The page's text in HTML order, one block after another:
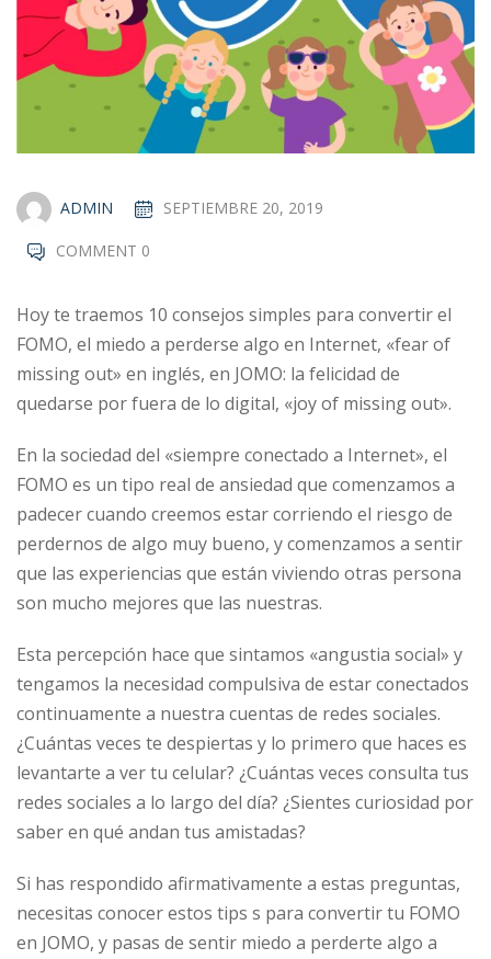
ADMIN SEPTIEMBRE 20, 2019
COMMENT 0
Hoy te traemos 10 consejos simples para convertir el
FOMO, el miedo a perderse algo en Internet, «fear of
missing out» en inglés, en JOMO: la felicidad de
quedarse por fuera de lo digital, «joy of missing out».
En la sociedad del «siempre conectado a Internet», el
FOMO es un tipo real de ansiedad que comenzamos a
padecer cuando creemos estar corriendo el riesgo de
perdernos de algo muy bueno, y comenzamos a sentir
que las experiencias que están viviendo otras persona
son mucho mejores que las nuestras.
Esta percepción hace que sintamos «angustia social» y
tengamos la necesidad compulsiva de estar conectados
continuamente a nuestra cuentas de redes sociales.
¿Cuántas veces te despiertas y lo primero que haces es
levantarte a ver tu celular? ¿Cuántas veces consulta tus
redes sociales a lo largo del día? ¿Sientes curiosidad por
saber en qué andan tus amistadas?
Si has respondido afirmativamente a estas preguntas,
necesitas conocer estos tips s para convertir tu FOMO
en JOMO, y pasas de sentir miedo a perderte algo a